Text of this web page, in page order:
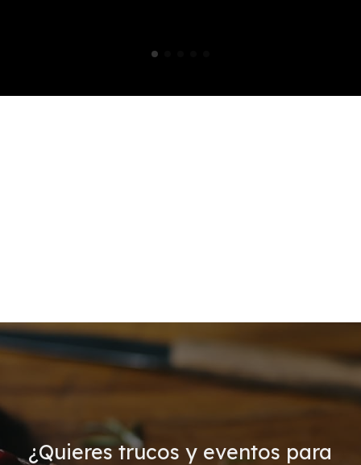
¿Quieres trucos y eventos para